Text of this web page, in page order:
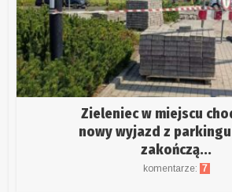
Zieleniec w miejscu
nowy wyjazd z
zakończą...
komentarze: 7